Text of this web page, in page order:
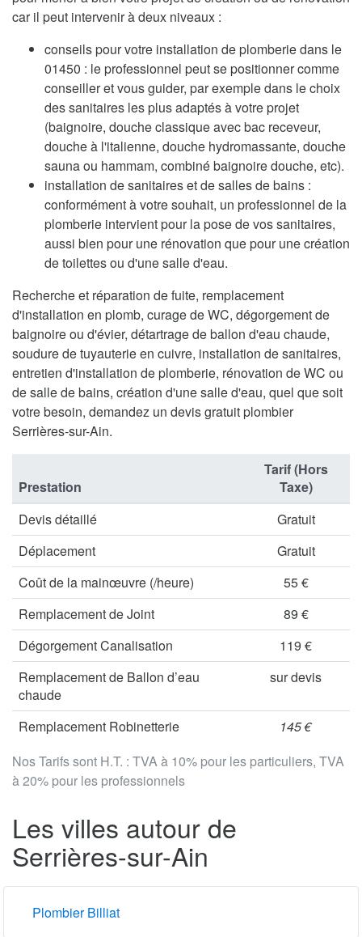
car il peut intervenir à deux niveaux :
conseils pour votre installation de plomberie dans le
01450 : le professionnel peut se positionner comme
conseiller et vous guider, par exemple dans le choix
des sanitaires les plus adaptés à votre projet
(baignoire, douche classique avec bac receveur,
douche à l'italienne, douche hydromassante, douche
sauna ou hammam, combiné baignoire douche, etc).
installation de sanitaires et de salles de bains :
conformément à votre souhait, un professionnel de la
plomberie intervient pour la pose de vos sanitaires,
aussi bien pour une rénovation que pour une création
de toilettes ou d'une salle d'eau.
Recherche et réparation de fuite, remplacement
d'installation en plomb, curage de WC, dégorgement de
baignoire ou d'évier, détartrage de ballon d'eau chaude,
soudure de tuyauterie en cuivre, installation de sanitaires,
entretien d'installation de plomberie, rénovation de WC ou
de salle de bains, création d'une salle d'eau, quel que soit
votre besoin, demandez un devis gratuit plombier
Serrières-sur-Ain.
Nos Tarifs sont H.T. : TVA à 10% pour les particuliers, TVA
à 20% pour les professionnels
Prestation
Tarif (Hors
Taxe)
Devis détaillé
Gratuit
Déplacement
Gratuit
Coût de la mainœuvre (/heure)
55 €
Remplacement de Joint
89 €
Dégorgement Canalisation
119 €
Remplacement de Ballon d’eau
chaude
sur devis
Remplacement Robinetterie 145 €
Les villes autour de
Serrières-sur-Ain
Plombier Billiat